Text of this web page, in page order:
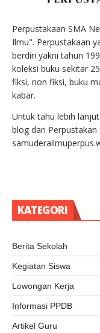
Perpustakaan SMA
Ilmu". Perpustakaan
berdiri yakni tahun
koleksi buku sekitar
fiksi, non fiksi, buku
kabar.
Untuk tahu lebih
blog dari
KATEGORI
Berita Sekolah
Kegiatan Siswa
Lowongan Kerja
Informasi PPDB
Artikel Guru